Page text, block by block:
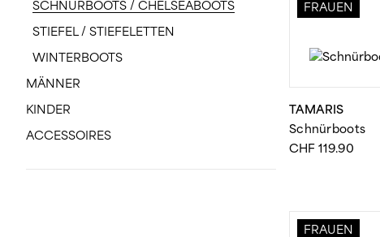
SCHNÜRBOOTS / CHELSEABOOTS
STIEFEL / STIEFELETTEN
WINTERBOOTS
MÄNNER
KINDER
ACCESSOIRES
FRAUEN
TAMARIS
Schnürboots
CHF 119.90
FRAUEN